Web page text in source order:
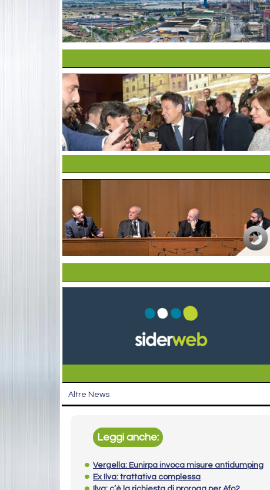
Altre News
Leggi anche:
Vergella: Eunirpa invoca misure antidumping
Ex Ilva: trattativa complessa